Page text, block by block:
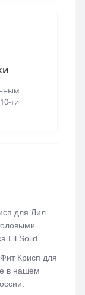
ти
для Лил
Lil Solid.
Крисп для
в нашем